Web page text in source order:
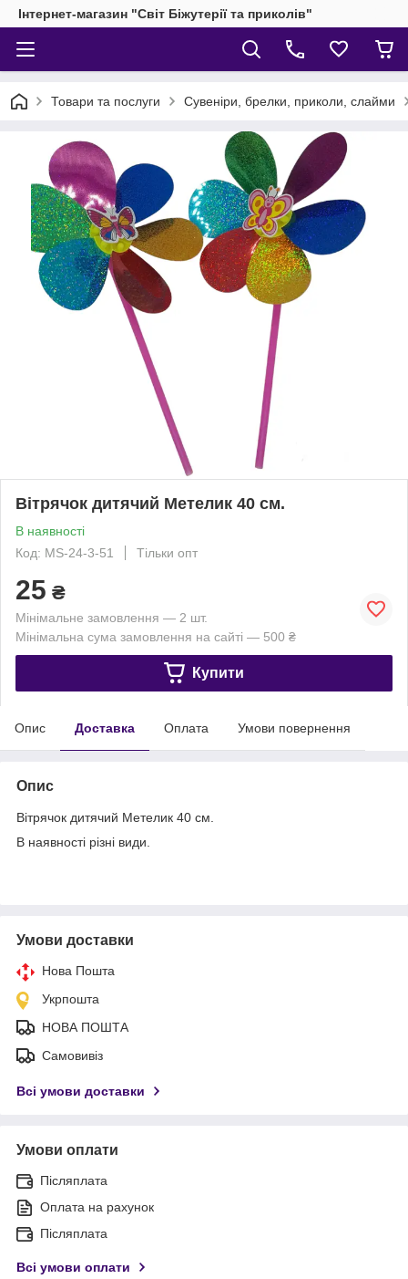
Інтернет-магазин "Світ Біжутерії та приколів"
Товари та послуги Сувеніри, брелки, приколи, слайми
Вітрячок дитячий Метелик 40 см.
В наявності
Код: MS-24-3-51
Тільки опт
25 ₴
Мінімальне замовлення — 2 шт.
Мінімальна сума замовлення на сайті — 500 ₴
Купити
Опис Доставка Оплата Умови повернення
Опис
Вітрячок дитячий Метелик 40 см.
В наявності різні види.
Умови доставки
Нова Пошта
Укрпошта
НОВА ПОШТА
Самовивіз
Всі умови доставки
Умови оплати
Післяплата
Оплата на рахунок
Післяплата
Всі умови оплати